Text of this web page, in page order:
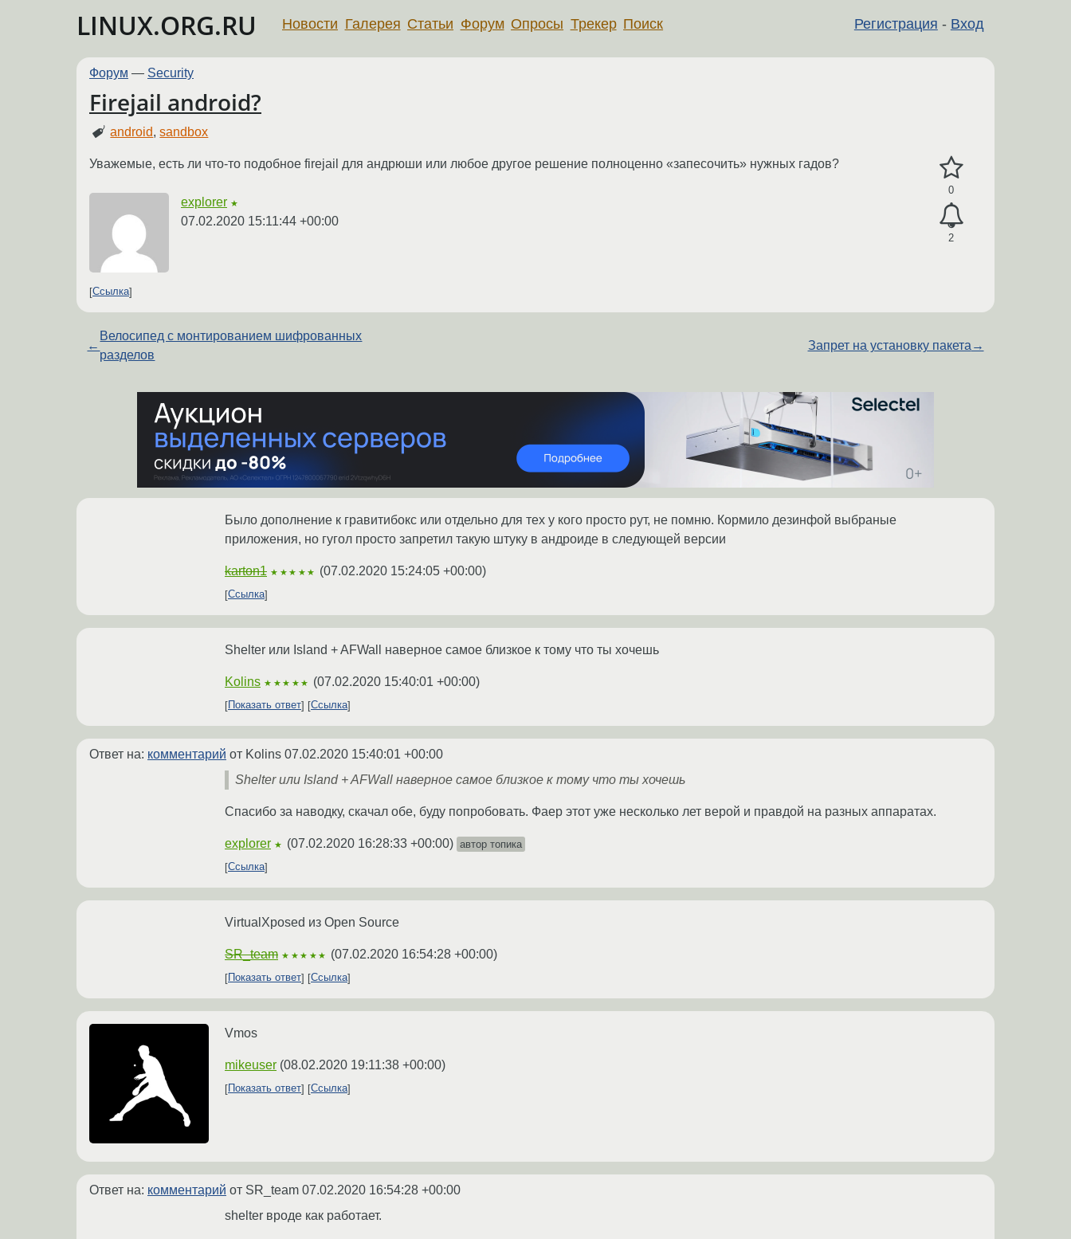
LINUX.ORG.RU Регистрация - Вход
Новости Галерея Статьи Форум Опросы Трекер Поиск
Форум — Security
Firejail android?
android,sandbox
0
2
Уважемые, есть ли что-то подобное firejail для андрюши или любое другое решение полноценно «запесочить» нужных гадов?
explorer ★
07.02.2020 15:11:44 +00:00
Ссылка
←
Велосипед с монтированием шифрованных
разделов
Запрет на установку пакета →
Было дополнение к гравитибокс или отдельно для тех у кого просто рут, не помню. Кормило дезинфой выбраные
приложения, но гугол просто запретил такую штуку в андроиде в следующей версии
karton1 ★★★★★ (07.02.2020 15:24:05 +00:00)
Ссылка
Shelter или Island + AFWall наверное самое близкое к тому что ты хочешь
Kolins ★★★★★ (07.02.2020 15:40:01 +00:00)
Показать ответ Ссылка
Ответ на: комментарий от Kolins 07.02.2020 15:40:01 +00:00
Shelter или Island + AFWall наверное самое близкое к тому что ты хочешь
Спасибо за наводку, скачал обе, буду попробовать. Фаер этот уже несколько лет верой и правдой на разных аппаратах.
explorer ★ (07.02.2020 16:28:33 +00:00) автор топика
Ссылка
VirtualXposed из Open Source
SR_team ★★★★★ (07.02.2020 16:54:28 +00:00)
Показать ответ Ссылка
Vmos
mikeuser (08.02.2020 19:11:38 +00:00)
Показать ответ Ссылка
Ответ на: комментарий от SR_team 07.02.2020 16:54:28 +00:00
shelter вроде как работает.